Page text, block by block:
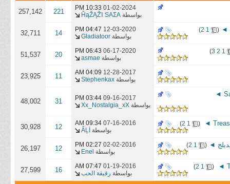
01-02-2024
10:33 PM
بواسطة ĤąŽĄŽΊ SAΣA
221
257,142
(
1
2
)
12-03-2020
04:47 PM
بواسطة Gladiatoor
14
32,711
1
2
3
)
06-17-2020
06:43 PM
بواسطة asmae
20
51,537
12-28-2017
04:09 AM
بواسطة Stephenkax
11
23,925
09-16-2017
03:44 PM
بواسطة Xx_Nostalgia_xX
31
48,002
(
1
2
)
07-16-2016
09:34 AM
بواسطة ẨĻİ
12
30,928
◄
(
1
2
)
02-02-2016
02:27 PM
بواسطة Enel
12
26,197
(
1
2
)
01-19-2016
07:47 AM
بواسطة رقيقة الحب 16
27,599